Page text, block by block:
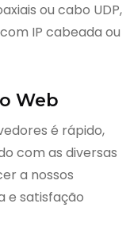
ou cabo UDP,
IP cabeada ou
Web
é rápido,
com as diversas
a nossos
e satisfação